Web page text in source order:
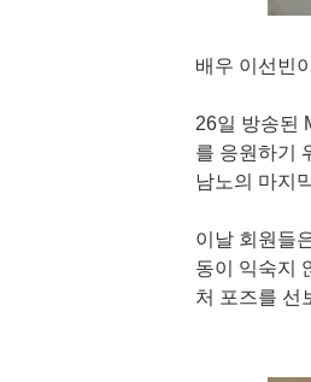
배우 이선빈
26일 방송된
를 응원하기
남노의 마지
이날 회원들
동이 익숙지
처 포즈를 선